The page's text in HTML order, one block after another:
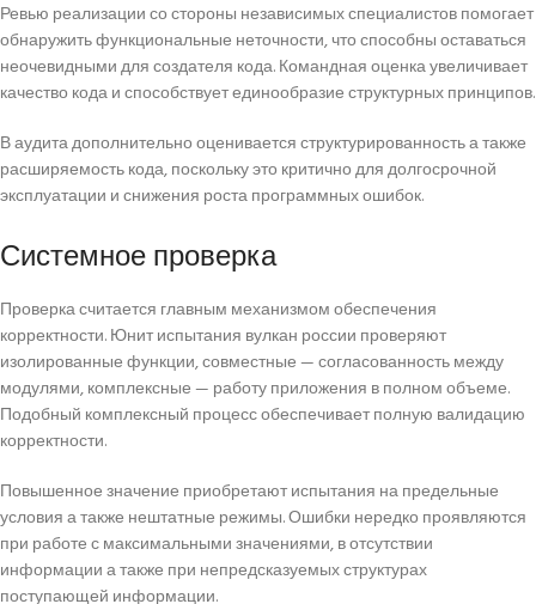
Ревью реализации со стороны независимых специалистов помогает
обнаружить функциональные неточности, что способны оставаться
неочевидными для создателя кода. Командная оценка увеличивает
качество кода и способствует единообразие структурных принципов.
В аудита дополнительно оценивается структурированность а также
расширяемость кода, поскольку это критично для долгосрочной
эксплуатации и снижения роста программных ошибок.
Системное проверка
Проверка считается главным механизмом обеспечения
корректности. Юнит испытания вулкан россии проверяют
изолированные функции, совместные — согласованность между
модулями, комплексные — работу приложения в полном объеме.
Подобный комплексный процесс обеспечивает полную валидацию
корректности.
Повышенное значение приобретают испытания на предельные
условия а также нештатные режимы. Ошибки нередко проявляются
при работе с максимальными значениями, в отсутствии
информации а также при непредсказуемых структурах
поступающей информации.